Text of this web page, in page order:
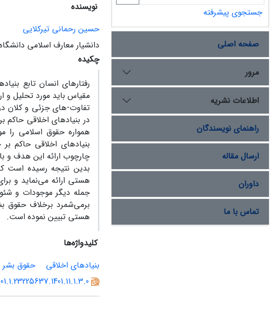
نویسنده
حسین رحمانی تیرکلایی
دانشیار معارف اسلامی دانشگاه
چکیده
رفتارهای انسان تابع
مقیاس باید مورد تحلیل و
تفاوت-های جزئی و کلان
در بنیادهای اخلاقی
همواره حقوق اسلامی را
بنیادهای اخلاقی حاکم
چارچوب ارائه این هدف و
بدین نتیجه رسیده است
هستی ارائه می‌نماید و
جمله دیگر موجودات و
برمی‌شمرد برخلاف حقوق
هستی تبیین نموده است.
کلیدواژه‌ها
بنیادهای اخلاقی
حقوق بشر
جستجوی پیشرفته
صفحه اصلی
مرور
اطلاعات نشریه
راهنمای نویسندگان
ارسال مقاله
داوران
تماس با ما